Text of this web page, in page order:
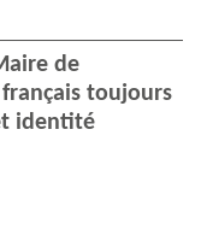
de
français toujours
identité